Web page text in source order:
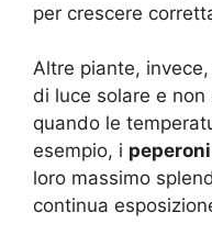
per crescere
Altre piante,
di luce solare e
quando le
esempio, i
loro massimo
continua